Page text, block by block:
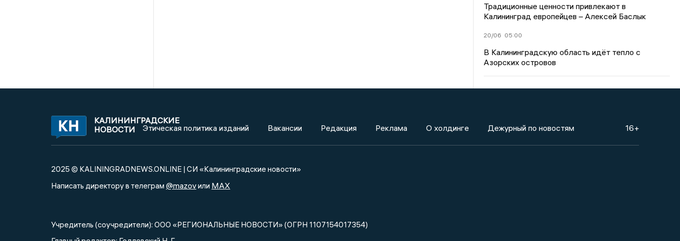
Традиционные ценности привлекают в
Калининград европейцев – Алексей Баслык
20/06 05:00
В Калининградскую область идёт тепло с
Азорских островов
КАЛИНИНГРАДСКИЕ
НОВОСТИ
Этическая политика изданий Вакансии Редакция Реклама О холдинге Дежурный по новостям 16+
2025 © KALININGRADNEWS.ONLINE | СИ «Калининградские новости»
Написать директору в телеграм @mazovили MAX
Учредитель (соучредители): ООО «РЕГИОНАЛЬНЫЕ НОВОСТИ» (ОГРН 1107154017354)